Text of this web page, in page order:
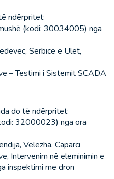
ndërpritet:
(kodi: 30034005) nga
Sërbicë e Ulët,
– Testimi i Sistemit SCADA
do të ndërpritet:
32000023) nga ora
Velezha, Caparci
Intervenim në eleminimin e
inspektimi me dron